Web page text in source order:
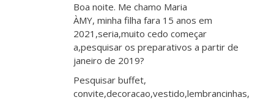
Boa noite. Me chamo Maria
ÀMY, minha filha fara 15 anos em
2021,seria,muito cedo começar
a,pesquisar os preparativos a partir de
janeiro de 2019?
Pesquisar buffet,
convite,decoracao,vestido,lembrancinhas,etc